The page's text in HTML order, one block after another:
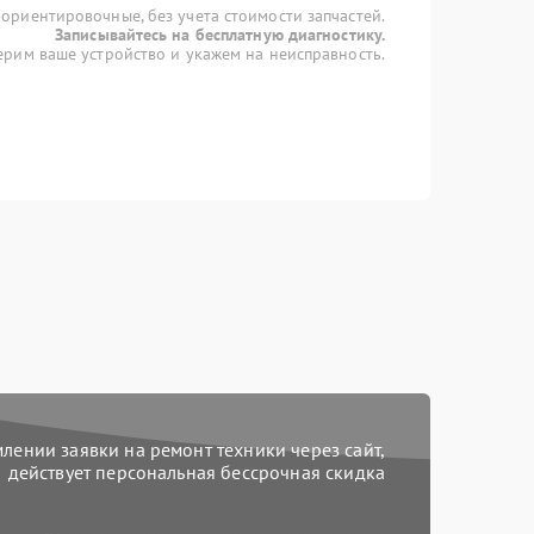
без учета стоимости запчастей.
Записывайтесь на бесплатную диагностику.
ваше устройство и укажем на неисправность.
заявки на ремонт техники через сайт,
действует персональная бессрочная скидка